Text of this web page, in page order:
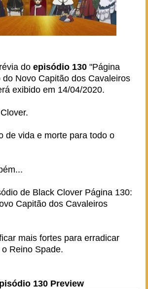
do episódio 130 "Página
do Novo Capitão dos Cavaleiros
exibido em 14/04/2020.
de vida e morte para todo o
de Black Clover Página 130:
Capitão dos Cavaleiros
mais fortes para erradicar
Reino Spade.
130 Preview